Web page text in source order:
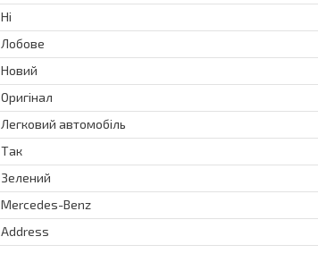
Ні
Лобове
Новий
Оригінал
Легковий автомобіль
Так
Зелений
Mercedes-Benz
Address